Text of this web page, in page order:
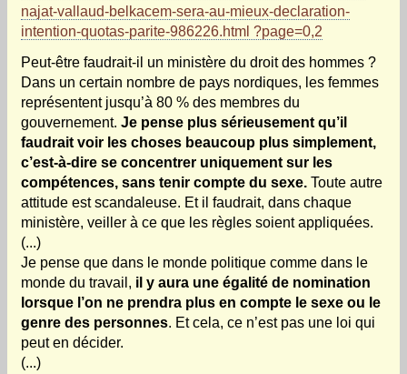
najat-vallaud-belkacem-sera-au-mieux-declaration-
intention-quotas-parite-986226.html ?page=0,2
Peut-être faudrait-il un ministère du droit des hommes ?
Dans un certain nombre de pays nordiques, les femmes
représentent jusqu’à 80 % des membres du
gouvernement. Je pense plus sérieusement qu’il
faudrait voir les choses beaucoup plus simplement,
c’est-à-dire se concentrer uniquement sur les
compétences, sans tenir compte du sexe. Toute autre
attitude est scandaleuse. Et il faudrait, dans chaque
ministère, veiller à ce que les règles soient appliquées.
(...)
Je pense que dans le monde politique comme dans le
monde du travail, il y aura une égalité de nomination
lorsque l’on ne prendra plus en compte le sexe ou le
genre des personnes. Et cela, ce n’est pas une loi qui
peut en décider.
(...)